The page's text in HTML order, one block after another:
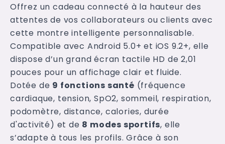
Offrez un cadeau connecté à la hauteur des
attentes de vos collaborateurs ou clients avec
cette montre intelligente personnalisable.
Compatible avec Android 5.0+ et iOS 9.2+, elle
dispose d’un grand écran tactile HD de 2,01
pouces pour un affichage clair et fluide.
Dotée de 9 fonctions santé (fréquence
cardiaque, tension, SpO2, sommeil, respiration,
podomètre, distance, calories, durée
d'activité) et de 8 modes sportifs, elle
s’adapte à tous les profils. Grâce à son